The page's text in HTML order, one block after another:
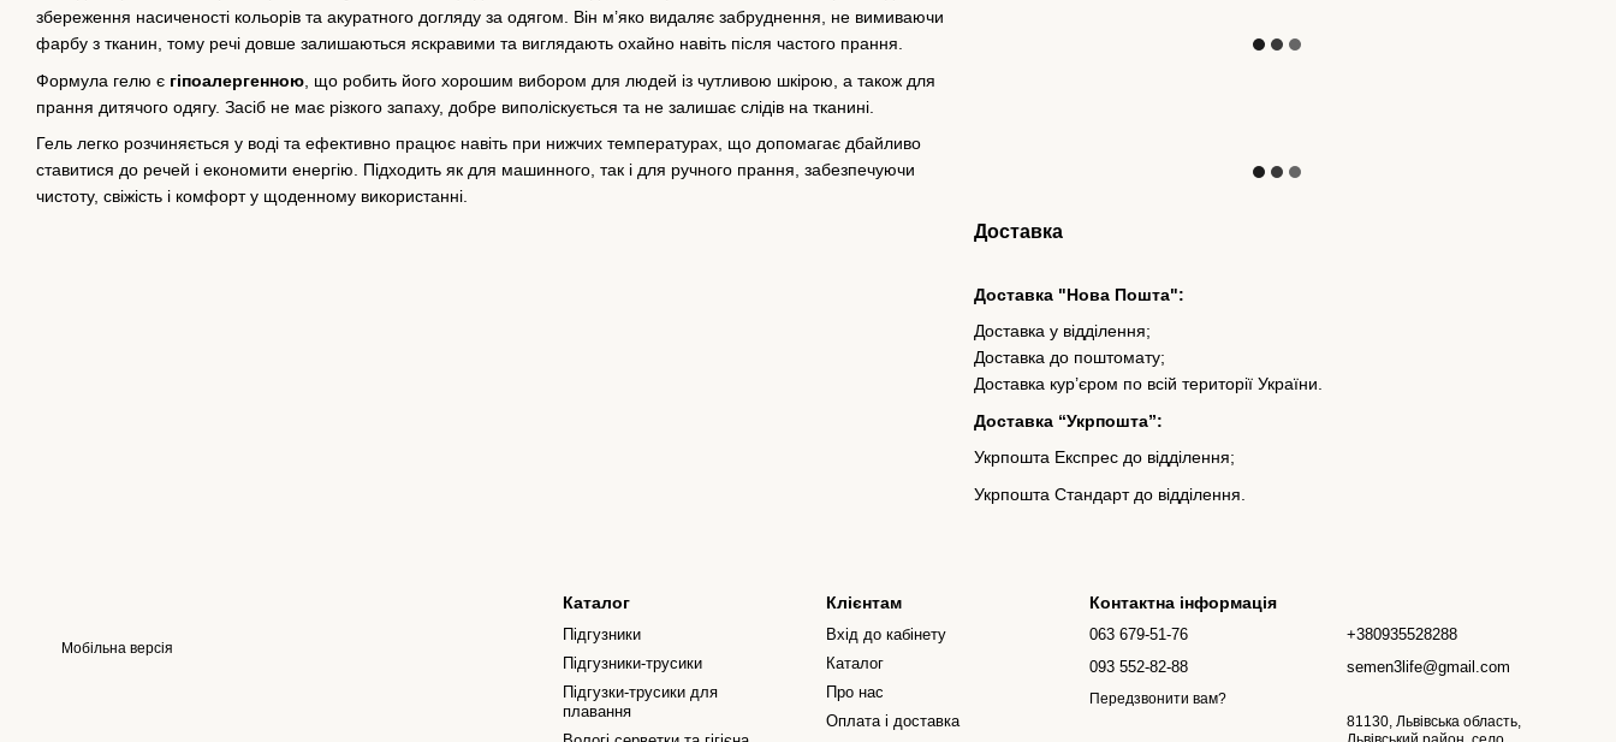
збереження насиченості кольорів та акуратного догляду за одягом. Він м’яко видаляє забруднення, не вимиваючи
фарбу з тканин, тому речі довше залишаються яскравими та виглядають охайно навіть після частого прання.
Формула гелю є гіпоалергенною , що робить його хорошим вибором для людей із чутливою шкірою, а також для
прання дитячого одягу. Засіб не має різкого запаху, добре виполіскується та не залишає слідів на тканині.
Гель легко розчиняється у воді та ефективно працює навіть при нижчих температурах, що допомагає дбайливо
ставитися до речей і економити енергію. Підходить як для машинного, так і для ручного прання, забезпечуючи
чистоту, свіжість і комфорт у щоденному використанні.
Доставка
Доставка "Нова Пошта":
Доставка у відділення;
Доставка до поштомату;
Доставка кур’єром по всій території України.
Доставка “Укрпошта”:
Укрпошта Експрес до відділення;
Укрпошта Стандарт до відділення.
Мобільна версія
Каталог
Підгузники
Підгузники-трусики
Підгузки-трусики для
плавання
Клієнтам
Вхід до кабінету
Каталог
Про нас
Оплата і доставка
Контактна інформація
063 679-51-76
093 552-82-88
Передзвонити вам?
+380935528288
semen3life@gmail.com
81130, Львівська область,